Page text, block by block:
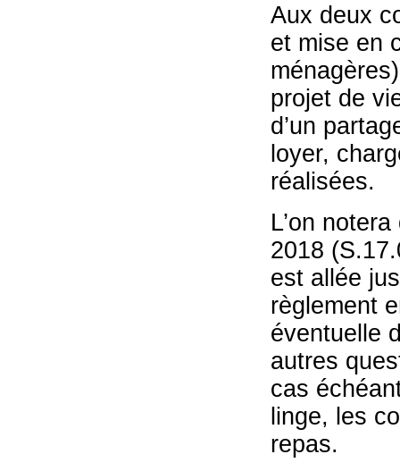
Aux deux
et mise en
projet de
d’un
loyer,
réalisées.
L’on
2018
est allée
règlement
éventuelle
autres
cas
linge, les
repas.